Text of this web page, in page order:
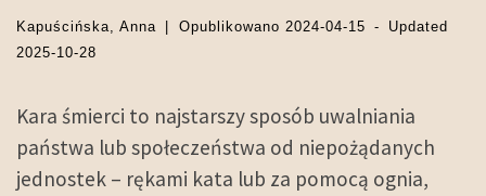
Kapuścińska, Anna Opublikowano 2024-04-15 -
Updated
2025-10-28
Kara śmierci to najstarszy sposób uwalniania
państwa lub społeczeństwa od niepożądanych
jednostek – rękami kata lub za pomocą ognia,